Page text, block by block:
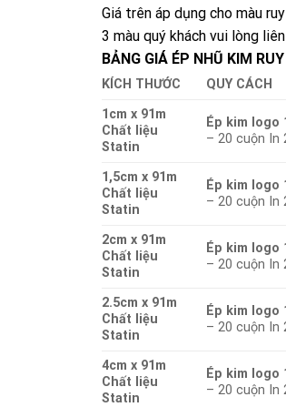
Giá trên áp dụng cho màu
3 màu quý khách vui lòng
BẢNG GIÁ ÉP NHŨ KIM
KÍCH THƯỚC QUY CÁCH
1cm x 91m
Chất liệu
Statin
Ép kim logo
– 20 cuộn In
1,5cm x 91m
Chất liệu
Statin
Ép kim logo
– 20 cuộn In
2cm x 91m
Chất liệu
Statin
Ép kim logo
– 20 cuộn In
2.5cm x 91m
Chất liệu
Statin
Ép kim logo
– 20 cuộn In
4cm x 91m
Chất liệu
Statin
Ép kim logo
– 20 cuộn In